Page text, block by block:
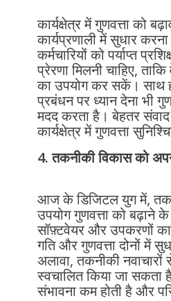
कार्यक्षेत्र में गुणवत्ता को
कार्यप्रणाली में सुधार
कर्मचारियों को पर्याप्त
प्रेरणा मिलनी चाहिए,
का उपयोग कर सकें। साथ
प्रबंधन पर ध्यान देना भी
मदद करता है। बेहतर संवाद
कार्यक्षेत्र में गुणवत्ता
4. तकनीकी विकास को
आज के डिजिटल युग में,
उपयोग गुणवत्ता को बढ़ाने
सॉफ़्टवेयर और उपकरणों का
गति और गुणवत्ता दोनों में
अलावा, तकनीकी
स्वचालित किया जा सकता
संभावना कम होती है और